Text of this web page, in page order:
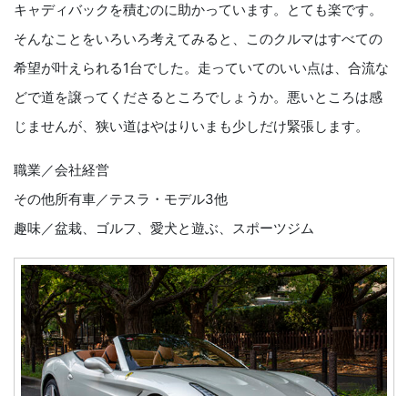
キャディバックを積むのに助かっています。とても楽です。
そんなことをいろいろ考えてみると、このクルマはすべての
希望が叶えられる1台でした。走っていてのいい点は、合流な
どで道を譲ってくださるところでしょうか。悪いところは感
じませんが、狭い道はやはりいまも少しだけ緊張します。
職業／会社経営
その他所有車／テスラ・モデル3他
趣味／盆栽、ゴルフ、愛犬と遊ぶ、スポーツジム